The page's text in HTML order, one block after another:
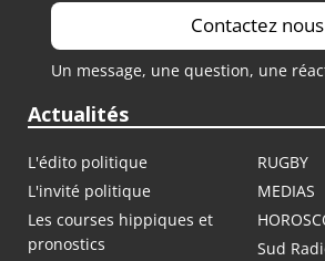
Contactez nous
Un message, une question, une
Actualités
L'édito politique
RUGBY
L'invité politique
MEDIAS
Les courses hippiques et
pronostics
Sud